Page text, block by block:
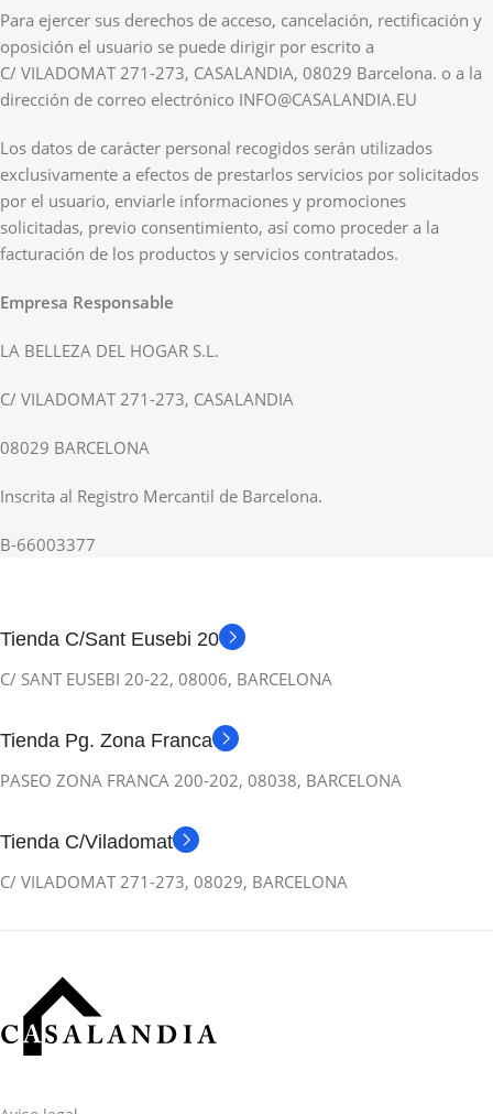
Para ejercer sus derechos de acceso, cancelación, rectificación y
oposición el usuario se puede dirigir por escrito a
C/ VILADOMAT 271-273, CASALANDIA, 08029 Barcelona. o a la
dirección de correo electrónico INFO@CASALANDIA.EU
Los datos de carácter personal recogidos serán utilizados
exclusivamente a efectos de prestarlos servicios por solicitados
por el usuario, enviarle informaciones y promociones
solicitadas, previo consentimiento, así como proceder a la
facturación de los productos y servicios contratados.
Empresa Responsable
LA BELLEZA DEL HOGAR S.L.
C/ VILADOMAT 271-273, CASALANDIA
08029 BARCELONA
Inscrita al Registro Mercantil de Barcelona.
B-66003377
Tienda C/Sant Eusebi 20
C/ SANT EUSEBI 20-22, 08006, BARCELONA
Tienda Pg. Zona Franca
PASEO ZONA FRANCA 200-202, 08038, BARCELONA
Tienda C/Viladomat
C/ VILADOMAT 271-273, 08029, BARCELONA